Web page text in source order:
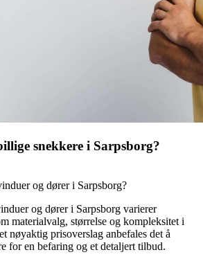
snekkere i Sarpsborg?
og dører i Sarpsborg?
og dører i Sarpsborg varierer
materialvalg, størrelse og kompleksitet i
nøyaktig prisoverslag anbefales det å
for en befaring og et detaljert tilbud.